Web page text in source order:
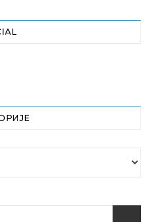
Twitter
on Instagram
on YouTube